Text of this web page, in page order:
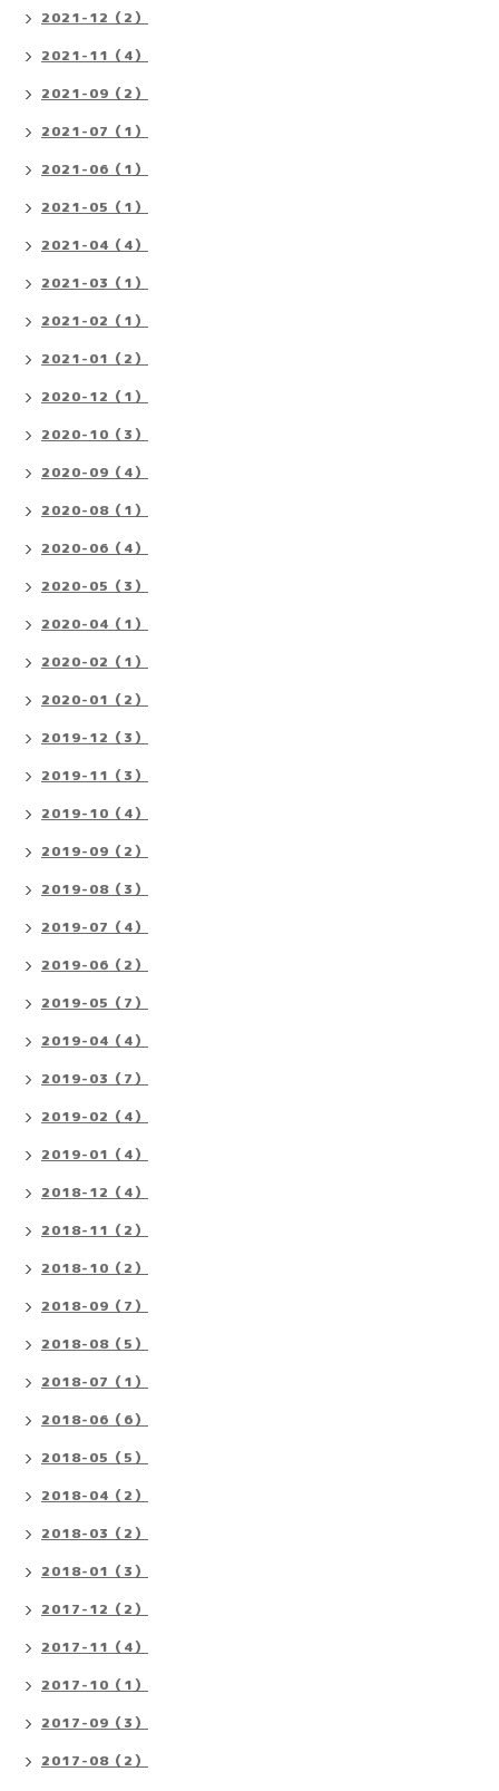
2021-12（2）
2021-11（4）
2021-09（2）
2021-07（1）
2021-06（1）
2021-05（1）
2021-04（4）
2021-03（1）
2021-02（1）
2021-01（2）
2020-12（1）
2020-10（3）
2020-09（4）
2020-08（1）
2020-06（4）
2020-05（3）
2020-04（1）
2020-02（1）
2020-01（2）
2019-12（3）
2019-11（3）
2019-10（4）
2019-09（2）
2019-08（3）
2019-07（4）
2019-06（2）
2019-05（7）
2019-04（4）
2019-03（7）
2019-02（4）
2019-01（4）
2018-12（4）
2018-11（2）
2018-10（2）
2018-09（7）
2018-08（5）
2018-07（1）
2018-06（6）
2018-05（5）
2018-04（2）
2018-03（2）
2018-01（3）
2017-12（2）
2017-11（4）
2017-10（1）
2017-09（3）
2017-08（2）